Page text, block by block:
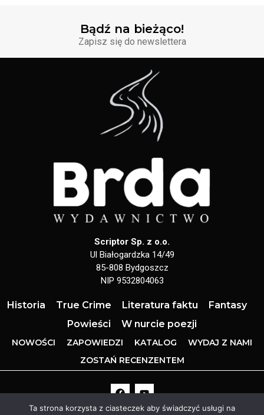
Bądź na bieżąco!
Zapisz się do newslettera
Scriptor Sp. z o.o.
Ul Białogardzka 14/49
85-808 Bydgoszcz
NIP 9532804063
Historia True Crime Literatura faktu
Fantasy
Powieści
W nurcie poezji
NOWOŚCI ZAPOWIEDZI KATALOG
WYDAJ Z NAMI
ZOSTAŃ RECENZENTEM
Ta strona korzysta z ciasteczek aby świadczyć usługi na